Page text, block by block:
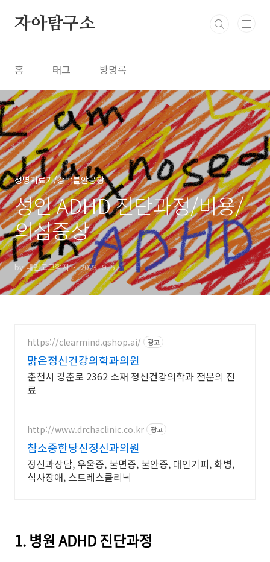
자아탐구소
홈 태그 방명록
정병치료기/강박불안공황
성인 ADHD 진단과정/비용/
의심증상
by 내면고고학자 2023. 9. 5.
https://clearmind.qshop.ai/ 광고
맑은정신건강의학과의원
춘천시 경춘로 2362 소재 정신건강의학과 전문의 진
료
http://www.drchaclinic.co.kr 광고
참소중한당신정신과의원
정신과상담, 우울증, 불면증, 불안증, 대인기피, 화병,
식사장애, 스트레스클리닉
1. 병원 ADHD 진단과정